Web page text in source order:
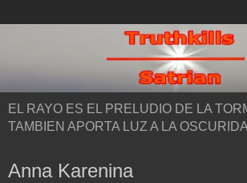
EL RAYO ES EL PRELUDIO DE LA
TAMBIEN APORTA LUZ A LA
Anna Karenina